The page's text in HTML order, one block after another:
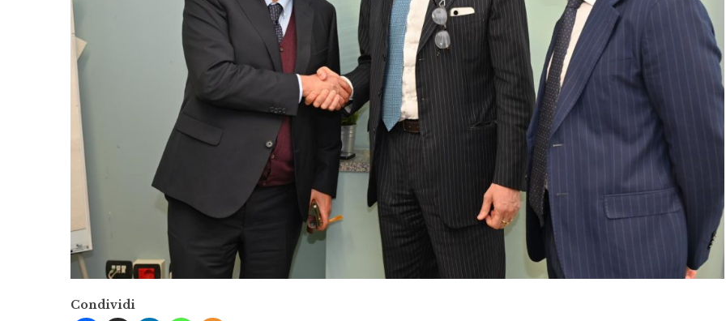
Condividi